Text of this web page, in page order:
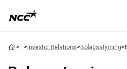
... Investor Relations Bolagsstyrning